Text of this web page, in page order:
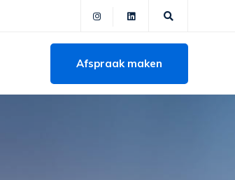
Afspraak maken